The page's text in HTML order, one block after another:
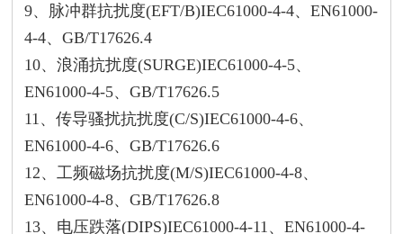
9、脉冲群抗扰度(EFT/B)IEC61000-4-4、EN61000-
4-4、GB/T17626.4
10、浪涌抗扰度(SURGE)IEC61000-4-5、
EN61000-4-5、GB/T17626.5
11、传导骚扰抗扰度(C/S)IEC61000-4-6、
EN61000-4-6、GB/T17626.6
12、工频磁场抗扰度(M/S)IEC61000-4-8、
EN61000-4-8、GB/T17626.8
13、电压跌落(DIPS)IEC61000-4-11、EN61000-4-